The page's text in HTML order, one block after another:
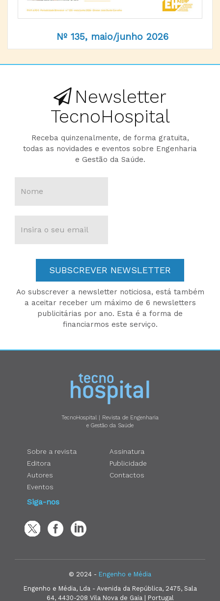
Nº 135, maio/junho 2026
Newsletter
TecnoHospital
Receba quinzenalmente, de forma gratuita,
todas as novidades e eventos sobre Engenharia
e Gestão da Saúde.
SUBSCREVER NEWSLETTER
Ao subscrever a newsletter noticiosa, está também
a aceitar receber um máximo de 6 newsletters
publicitárias por ano. Esta é a forma de
financiarmos este serviço.
TecnoHospital | Revista de Engenharia
e Gestão da Saúde
Sobre a revista
Editora
Autores
Eventos
Assinatura
Publicidade
Contactos
Siga-nos
© 2024 - Engenho e Média
Engenho e Média, Lda - Avenida da República, 2475, Sala
64, 4430-208 Vila Nova de Gaia | Portugal